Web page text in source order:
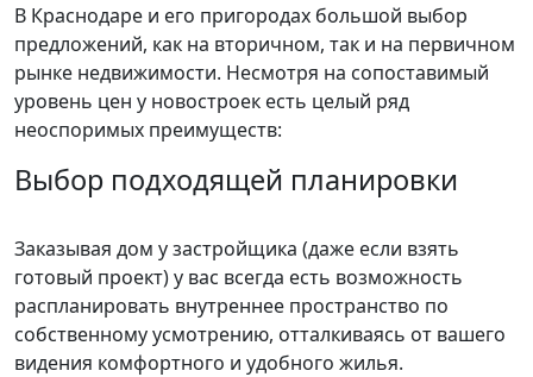
В Краснодаре и его пригородах большой выбор
предложений, как на вторичном, так и на первичном
рынке недвижимости. Несмотря на сопоставимый
уровень цен у новостроек есть целый ряд
неоспоримых преимуществ:
Выбор подходящей планировки
Заказывая дом у застройщика (даже если взять
готовый проект) у вас всегда есть возможность
распланировать внутреннее пространство по
собственному усмотрению, отталкиваясь от вашего
видения комфортного и удобного жилья.